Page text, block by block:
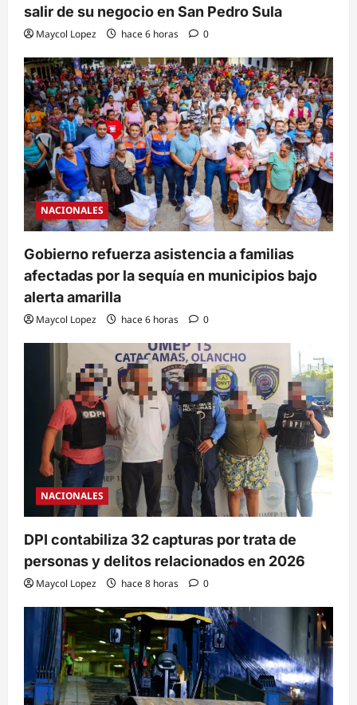
salir de su negocio en San Pedro Sula
Maycol Lopez hace 6 horas 0
NACIONALES
Gobierno refuerza asistencia a familias
afectadas por la sequía en municipios bajo
alerta amarilla
Maycol Lopez hace 6 horas 0
NACIONALES
DPI contabiliza 32 capturas por trata de
personas y delitos relacionados en 2026
Maycol Lopez hace 8 horas 0